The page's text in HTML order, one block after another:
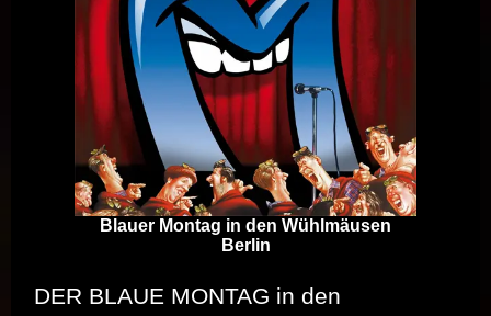
Blauer Montag in den Wühlmäusen
Berlin
DER BLAUE MONTAG in den